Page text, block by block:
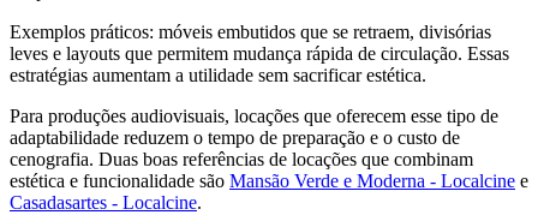
Exemplos práticos: móveis embutidos que se retraem, divisórias
leves e layouts que permitem mudança rápida de circulação. Essas
estratégias aumentam a utilidade sem sacrificar estética.
Para produções audiovisuais, locações que oferecem esse tipo de
adaptabilidade reduzem o tempo de preparação e o custo de
cenografia. Duas boas referências de locações que combinam
estética e funcionalidade são Mansão Verde e Moderna - Localcine e
Casadasartes - Localcine.